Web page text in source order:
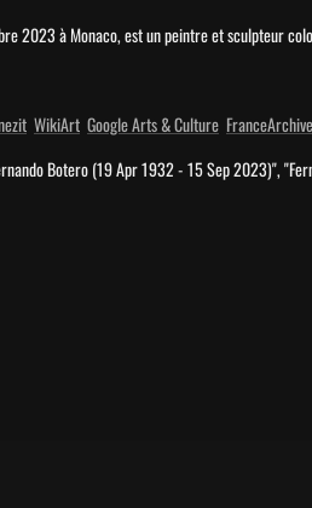
2023 à Monaco, est un peintre et sculpteur
WikiArt Google Arts & Culture
Botero (19 Apr 1932 - 15 Sep 2023)",